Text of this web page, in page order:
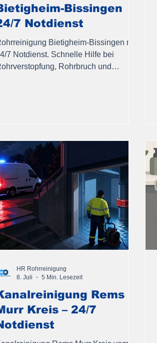
Bissingen
7 Notdienst
Bietigheim-Bissingen mit
7 Notdienst. Schnelle Hilfe bei
Rohrbruch und
Rems
Kreis – 24/7
HR Rohrreinigung
8. Juli
5 Min. Lesezeit